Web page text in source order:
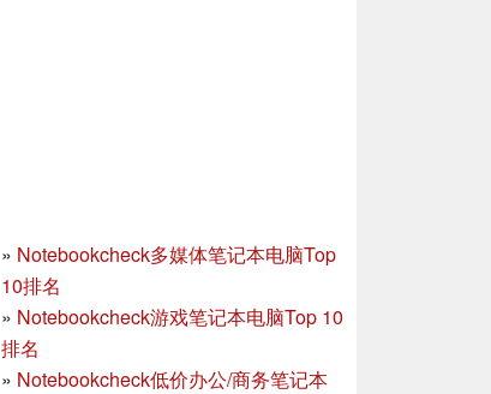
» Notebookcheck多媒体笔记本电脑Top
10排名
» Notebookcheck游戏笔记本电脑Top 10
排名
» Notebookcheck低价办公/商务笔记本